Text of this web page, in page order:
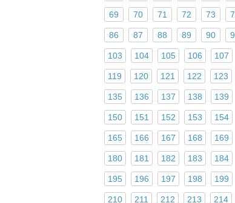
69 70 71 72 73
86 87 88 89 90
103 104 105 106 107
119 120 121 122 123
135 136 137 138 139
150 151 152 153 154
165 166 167 168 169
180 181 182 183 184
195 196 197 198 199
210 211 212 213 214